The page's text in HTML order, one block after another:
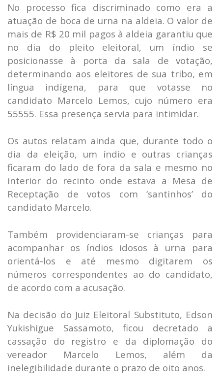
No processo fica discriminado como era a
atuação de boca de urna na aldeia. O valor de
mais de R$ 20 mil pagos à aldeia garantiu que
no dia do pleito eleitoral, um índio se
posicionasse à porta da sala de votação,
determinando aos eleitores de sua tribo, em
língua indígena, para que votasse no
candidato Marcelo Lemos, cujo número era
55555. Essa presença servia para intimidar.
Os autos relatam ainda que, durante todo o
dia da eleição, um índio e outras crianças
ficaram do lado de fora da sala e mesmo no
interior do recinto onde estava a Mesa de
Receptação de votos com ‘santinhos’ do
candidato Marcelo.
Também providenciaram-se crianças para
acompanhar os índios idosos à urna para
orientá-los e até mesmo digitarem os
números correspondentes ao do candidato,
de acordo com a acusação.
Na decisão do Juiz Eleitoral Substituto, Edson
Yukishigue Sassamoto, ficou decretado a
cassação do registro e da diplomação do
vereador Marcelo Lemos, além da
inelegibilidade durante o prazo de oito anos.